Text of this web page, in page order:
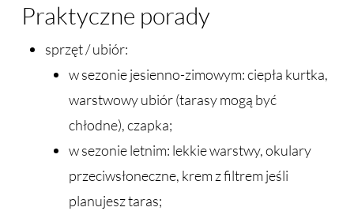
Praktyczne porady
sprzęt / ubiór:
w sezonie jesienno-zimowym: ciepła kurtka,
warstwowy ubiór (tarasy mogą być
chłodne), czapka;
w sezonie letnim: lekkie warstwy, okulary
przeciwsłoneczne, krem z filtrem jeśli
planujesz taras;